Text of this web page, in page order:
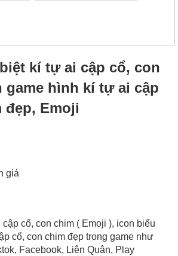
kí tự ai cập cổ, con
game hình kí tự ai cập
đẹp, Emoji
giá
cổ, con chim ( Emoji ), icon biểu
cổ, con chim đẹp trong game như
Facebook, Liên Quân, Play